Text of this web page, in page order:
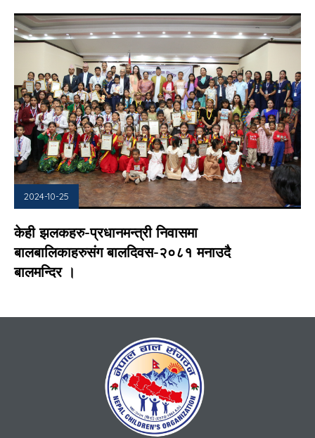
2024-10-25
केही झलकहरु-प्रधानमन्त्री निवासमा
बालबालिकाहरुसंग बालदिवस-२०८१ मनाउदै
बालमन्दिर ।